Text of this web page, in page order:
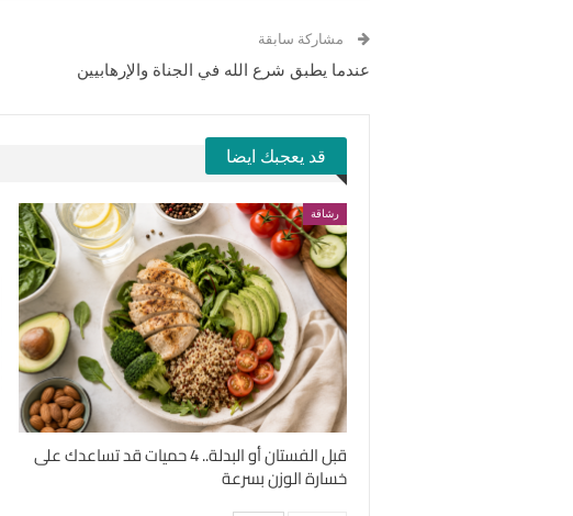
مشاركة سابقة
عندما يطبق شرع الله في الجناة والإرهابيين
قد يعجبك ايضا
رشاقة
قبل الفستان أو البدلة.. 4 حميات قد تساعدك على
خسارة الوزن بسرعة